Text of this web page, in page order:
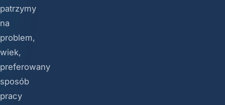
patrzymy
na
problem,
wiek,
preferowany
sposób
pracy